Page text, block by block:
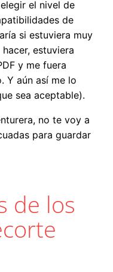
el nivel de
de
si estuviera muy
estuviera
y me fuera
Y aún así me lo
sea aceptable).
no te voy a
para guardar
de los